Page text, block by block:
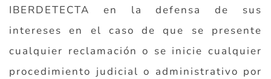
IBERDETECTA en la defensa de sus
intereses en el caso de que se presente
cualquier reclamación o se inicie cualquier
procedimiento judicial o administrativo por